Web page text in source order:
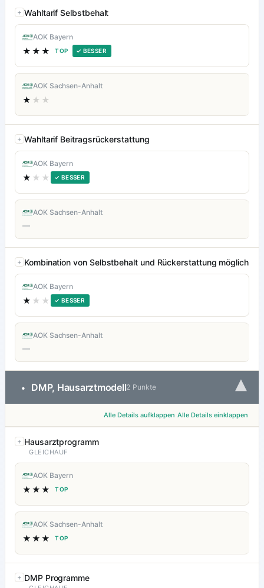
Wahltarif Selbstbehalt
AOK Bayern
★★★ TOP ✓ BESSER
AOK Sachsen-Anhalt
★ ★★
Wahltarif Beitragsrückerstattung
AOK Bayern
★ ★★ ✓ BESSER
AOK Sachsen-Anhalt
—
Kombination von Selbstbehalt und Rückerstattung möglich
AOK Bayern
★ ★★ ✓ BESSER
AOK Sachsen-Anhalt
—
• DMP, Hausarztmodell2 Punkte ▾
Alle Details aufklappen Alle Details einklappen
Hausarztprogramm
GLEICHAUF
AOK Bayern
★★★ TOP
AOK Sachsen-Anhalt
★★★ TOP
DMP Programme